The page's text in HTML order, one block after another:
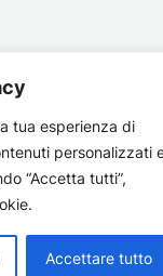
tua esperienza di
personalizzati
“Accetta tutti”,
Accettare tutto